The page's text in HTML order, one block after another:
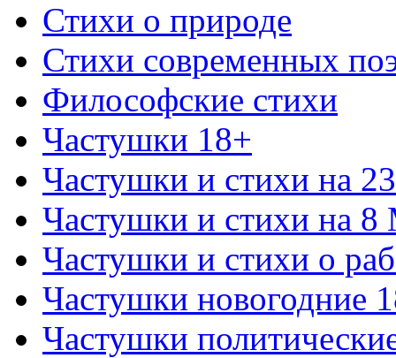
Стихи о природе
Стихи современных
Философские стихи
Частушки 18+
Частушки и стихи на
Частушки и стихи на 8
Частушки и стихи о
Частушки новогодние
Частушки